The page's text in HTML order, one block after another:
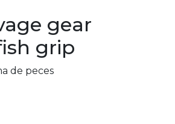
gear
grip
de peces